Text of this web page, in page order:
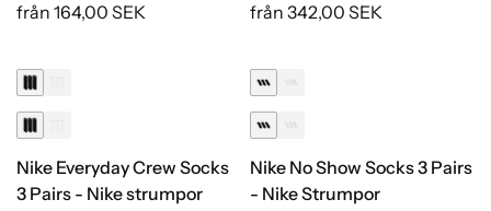
från 164,00 SEK
från 342,00 SEK
Nike Everyday Crew Socks
3 Pairs - Nike strumpor
Nike No Show Socks 3 Pairs
- Nike Strumpor